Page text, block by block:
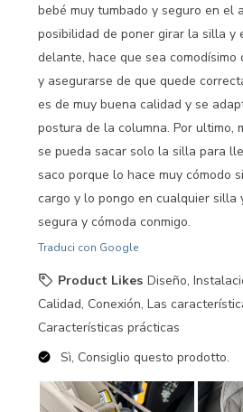
bebé muy tumbado y seguro en el
posibilidad de poner girar la silla y
delante, hace que sea
y asegurarse de que quede
es de muy buena calidad y se
postura de la columna. Por ultimo,
se pueda sacar solo la silla para
saco porque lo hace muy cómodo
cargo y lo pongo en cualquier silla
segura y cómoda conmigo.
Traduci con Google
Product Likes Diseño,
Calidad, Conexión, Las
Características prácticas
Sì, Consiglio questo prodotto.